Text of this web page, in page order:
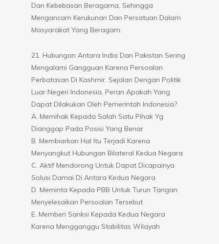
Dan Kebebasan Beragama, Sehingga
Mengancam Kerukunan Dan Persatuan Dalam
Masyarakat Yang Beragam.
21. Hubungan Antara India Dan Pakistan Sering
Mengalami Gangguan Karena Persoalan
Perbatasan Di Kashmir. Sejalan Dengan Politik
Luar Negeri Indonesia, Peran Apakah Yang
Dapat Dilakukan Oleh Pemerintah Indonesia?
A. Memihak Kepada Salah Satu Pihak Yg
Dianggap Pada Posisi Yang Benar
B. Membiarkan Hal Itu Terjadi Karena
Menyangkut Hubungan Bilateral Kedua Negara
C. Aktif Mendorong Untuk Dapat Dicapainya
Solusi Damai Di Antara Kedua Negara
D. Meminta Kepada PBB Untuk Turun Tangan
Menyelesaikan Persoalan Tersebut
E. Memberi Sanksi Kepada Kedua Negara
Karena Mengganggu Stabilitas Wilayah